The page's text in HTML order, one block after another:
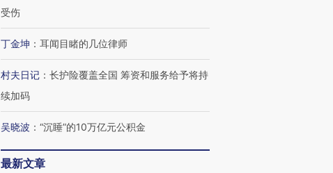
受伤
丁金坤 ： 耳闻目睹的几位律师
村夫日记 ： 长护险覆盖全国 筹资和服务给予将持
续加码
吴晓波 ： “沉睡”的10万亿元公积金
最新文章